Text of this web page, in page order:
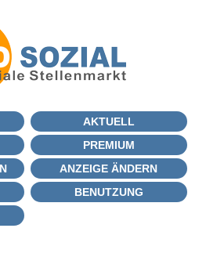
AKTUELL
PREMIUM
ANZEIGE ÄNDERN
BENUTZUNG